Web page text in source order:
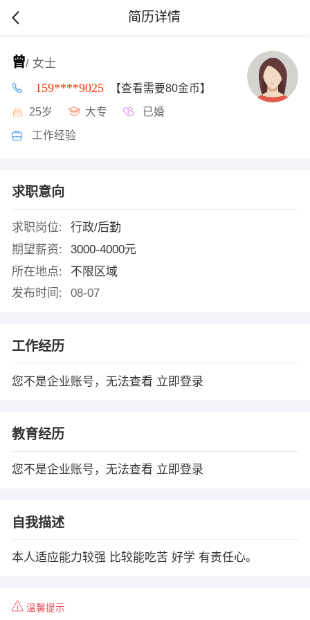
简历详情
曾/ 女士
159****9025 【查看需要80金币】
25岁 大专 已婚
工作经验
求职意向
求职岗位:
行政/后勤
期望薪资:
3000-4000元
所在地点:
不限区域
发布时间:
08-07
工作经历
您不是企业账号，无法查看 立即登录
教育经历
您不是企业账号，无法查看 立即登录
自我描述
本人适应能力较强 比较能吃苦 好学 有责任心。
温馨提示